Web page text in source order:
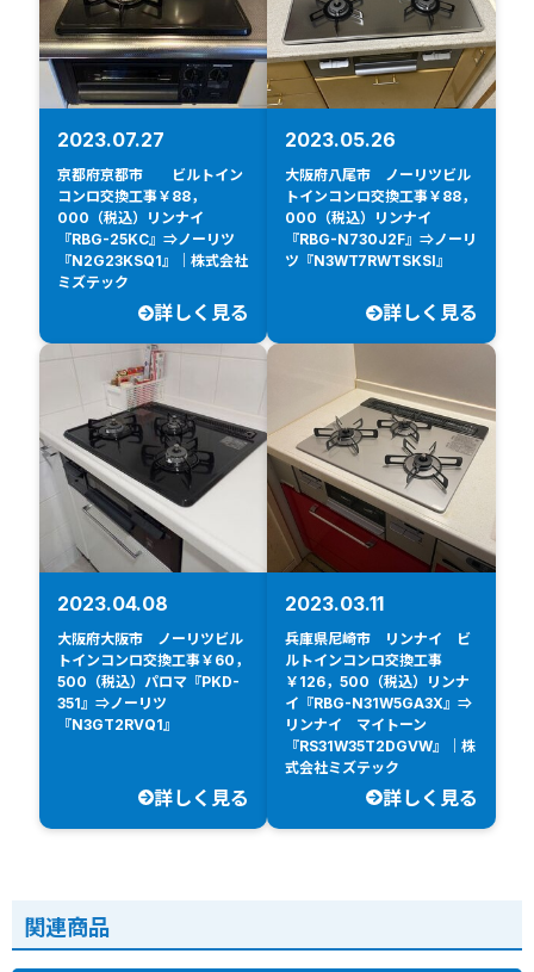
2023.07.27
京都府京都市 ビルトイン
コンロ交換工事￥88，
000（税込）リンナイ
『RBG-25KC』⇒ノーリツ
『N2G23KSQ1』｜株式会社
ミズテック
詳しく見る
2023.05.26
大阪府八尾市 ノーリツビル
トインコンロ交換工事￥88，
000（税込）リンナイ
『RBG-N730J2F』⇒ノーリ
ツ『N3WT7RWTSKSI』
詳しく見る
2023.04.08
大阪府大阪市 ノーリツビル
トインコンロ交換工事￥60，
500（税込）パロマ『PKD-
351』⇒ノーリツ
『N3GT2RVQ1』
詳しく見る
2023.03.11
兵庫県尼崎市 リンナイ ビ
ルトインコンロ交換工事
￥126，500（税込）リンナ
イ『RBG-N31W5GA3X』⇒
リンナイ マイトーン
『RS31W35T2DGVW』｜株
式会社ミズテック
詳しく見る
関連商品